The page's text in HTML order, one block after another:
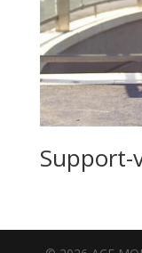
Support-